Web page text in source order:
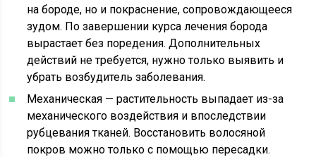
на бороде, но и покраснение, сопровождающееся
зудом. По завершении курса лечения борода
вырастает без поредения. Дополнительных
действий не требуется, нужно только выявить и
убрать возбудитель заболевания.
Механическая — растительность выпадает из-за
механического воздействия и впоследствии
рубцевания тканей. Восстановить волосяной
покров можно только с помощью пересадки.